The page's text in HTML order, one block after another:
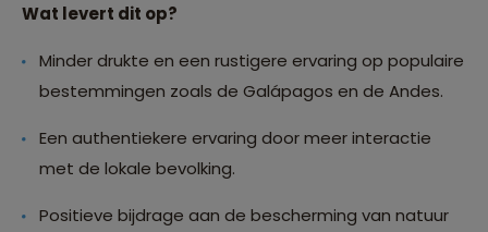
Wat levert dit op?
Minder drukte en een rustigere ervaring op populaire
bestemmingen zoals de Galápagos en de Andes.
Een authentiekere ervaring door meer interactie
met de lokale bevolking.
Positieve bijdrage aan de bescherming van natuur